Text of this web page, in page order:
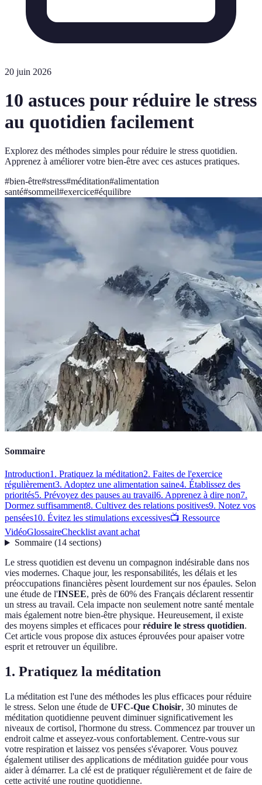
20 juin 2026
10 astuces pour réduire le stress
au quotidien facilement
Explorez des méthodes simples pour réduire le stress quotidien.
Apprenez à améliorer votre bien-être avec ces astuces pratiques.
#bien-être#stress#méditation#alimentation
santé#sommeil#exercice#équilibre
Sommaire
Introduction1. Pratiquez la méditation2. Faites de l'exercice
régulièrement3. Adoptez une alimentation saine4. Établissez des
priorités5. Prévoyez des pauses au travail6. Apprenez à dire non7.
Dormez suffisamment8. Cultivez des relations positives9. Notez vos
pensées10. Évitez les stimulations excessives📺 Ressource
VidéoGlossaireChecklist avant achat
Sommaire(14 sections)
Le stress quotidien est devenu un compagnon indésirable dans nos
vies modernes. Chaque jour, les responsabilités, les délais et les
préoccupations financières pèsent lourdement sur nos épaules. Selon
une étude de l'INSEE, près de 60% des Français déclarent ressentir
un stress au travail. Cela impacte non seulement notre santé mentale
mais également notre bien-être physique. Heureusement, il existe
des moyens simples et efficaces pourréduire le stress quotidien.
Cet article vous propose dix astuces éprouvées pour apaiser votre
esprit et retrouver un équilibre.
1. Pratiquez la méditation
La méditation est l'une des méthodes les plus efficaces pour réduire
le stress. Selon une étude de UFC-Que Choisir, 30 minutes de
méditation quotidienne peuvent diminuer significativement les
niveaux de cortisol, l'hormone du stress. Commencez par trouver un
endroit calme et asseyez-vous confortablement. Centre-vous sur
votre respiration et laissez vos pensées s'évaporer. Vous pouvez
également utiliser des applications de méditation guidée pour vous
aider à démarrer. La clé est de pratiquer régulièrement et de faire de
cette activité une routine quotidienne.